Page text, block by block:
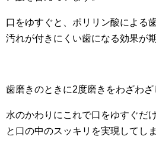
口をゆすぐと、ポリリン酸による
汚れが付きにくい歯になる効果が
歯磨きのときに2度磨きをわざわざ
水のかわりにこれで口をゆすぐだ
と口の中のスッキリを実現してし